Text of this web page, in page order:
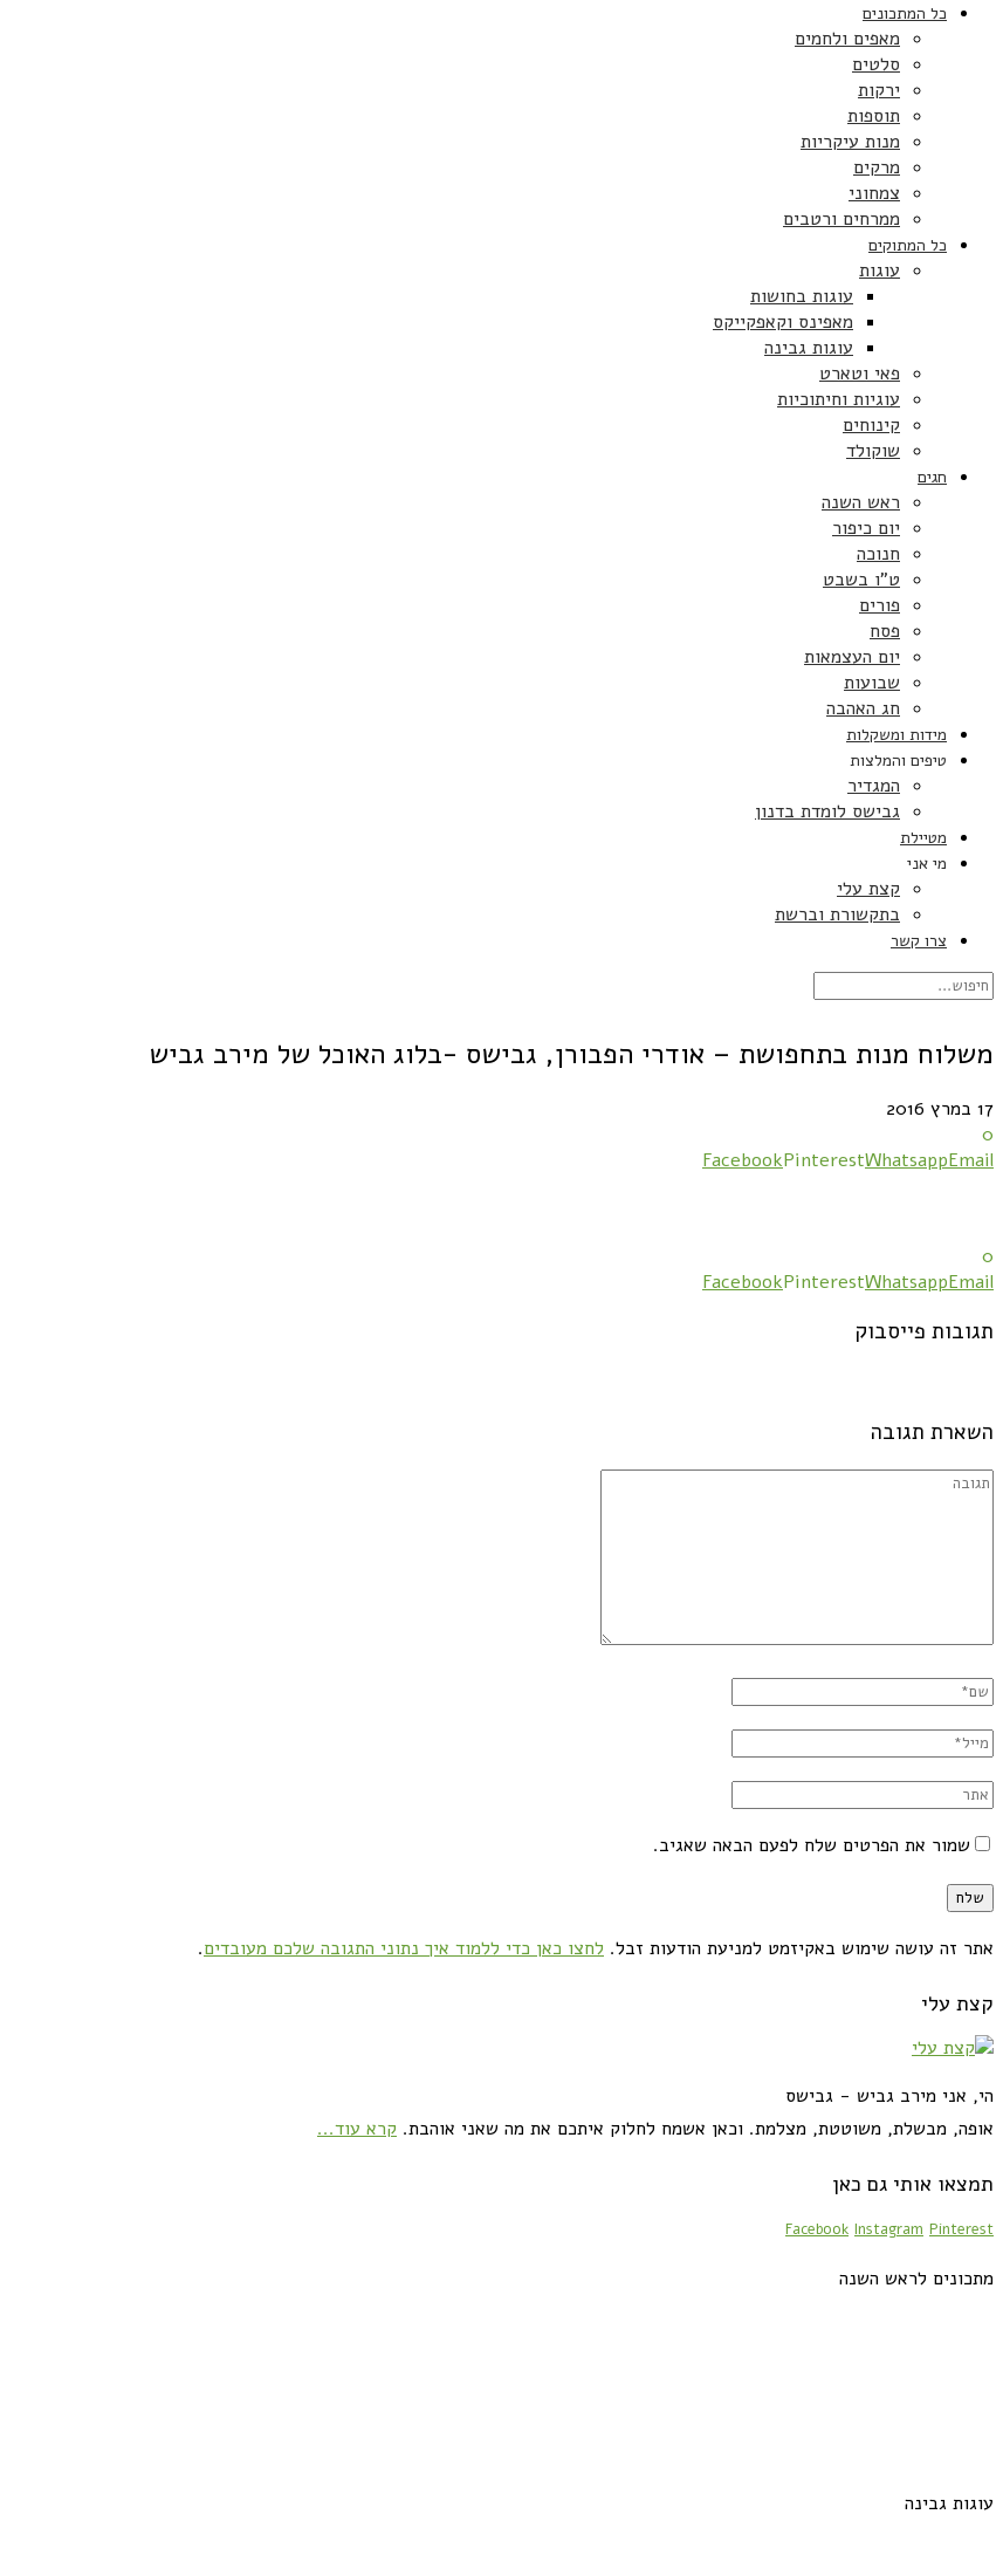
כל המתכונים
מאפים ולחמים
סלטים
ירקות
תוספות
מנות עיקריות
מרקים
צמחוני
ממרחים ורטבים
כל המתוקים
עוגות
עוגות בחושות
מאפינס וקאפקייקס
עוגות גבינה
פאי וטארט
עוגיות וחיתוכיות
קינוחים
שוקולד
חגים
ראש השנה
יום כיפור
חנוכה
ט”ו בשבט
פורים
פסח
יום העצמאות
שבועות
חג האהבה
מידות ומשקלות
טיפים והמלצות
המגדיר
גבישס לומדת בדנון
מטיילת
מי אני
קצת עלי
בתקשורת וברשת
צרו קשר
משלוח מנות בתחפושת – אודרי הפבורן, גבישס -בלוג האוכל של מירב גביש
17 במרץ 2016
0
FacebookPinterestWhatsappEmail
0
FacebookPinterestWhatsappEmail
תגובות פייסבוק
השארת תגובה
שמור את הפרטים שלח לפעם הבאה שאגיב.
אתר זה עושה שימוש באקיזמט למניעת הודעות זבל. לחצו כאן כדי ללמוד איך נתוני התגובה שלכם מעובדים.
קצת עלי
הי, אני מירב גביש - גבישס
אופה, מבשלת, משוטטת, מצלמת. וכאן אשמח לחלוק איתכם את מה שאני אוהבת. קרא עוד...
תמצאו אותי גם כאן
Facebook Instagram Pinterest
מתכונים לראש השנה
עוגות גבינה